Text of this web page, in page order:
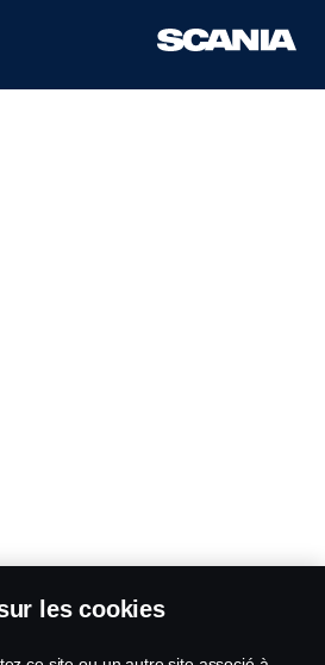
les cookies